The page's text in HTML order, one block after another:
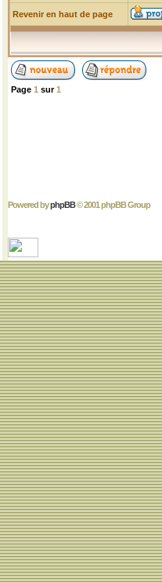
Revenir en haut de page
Page 1 sur1
Powered byphpBB© 2001 phpBB Group